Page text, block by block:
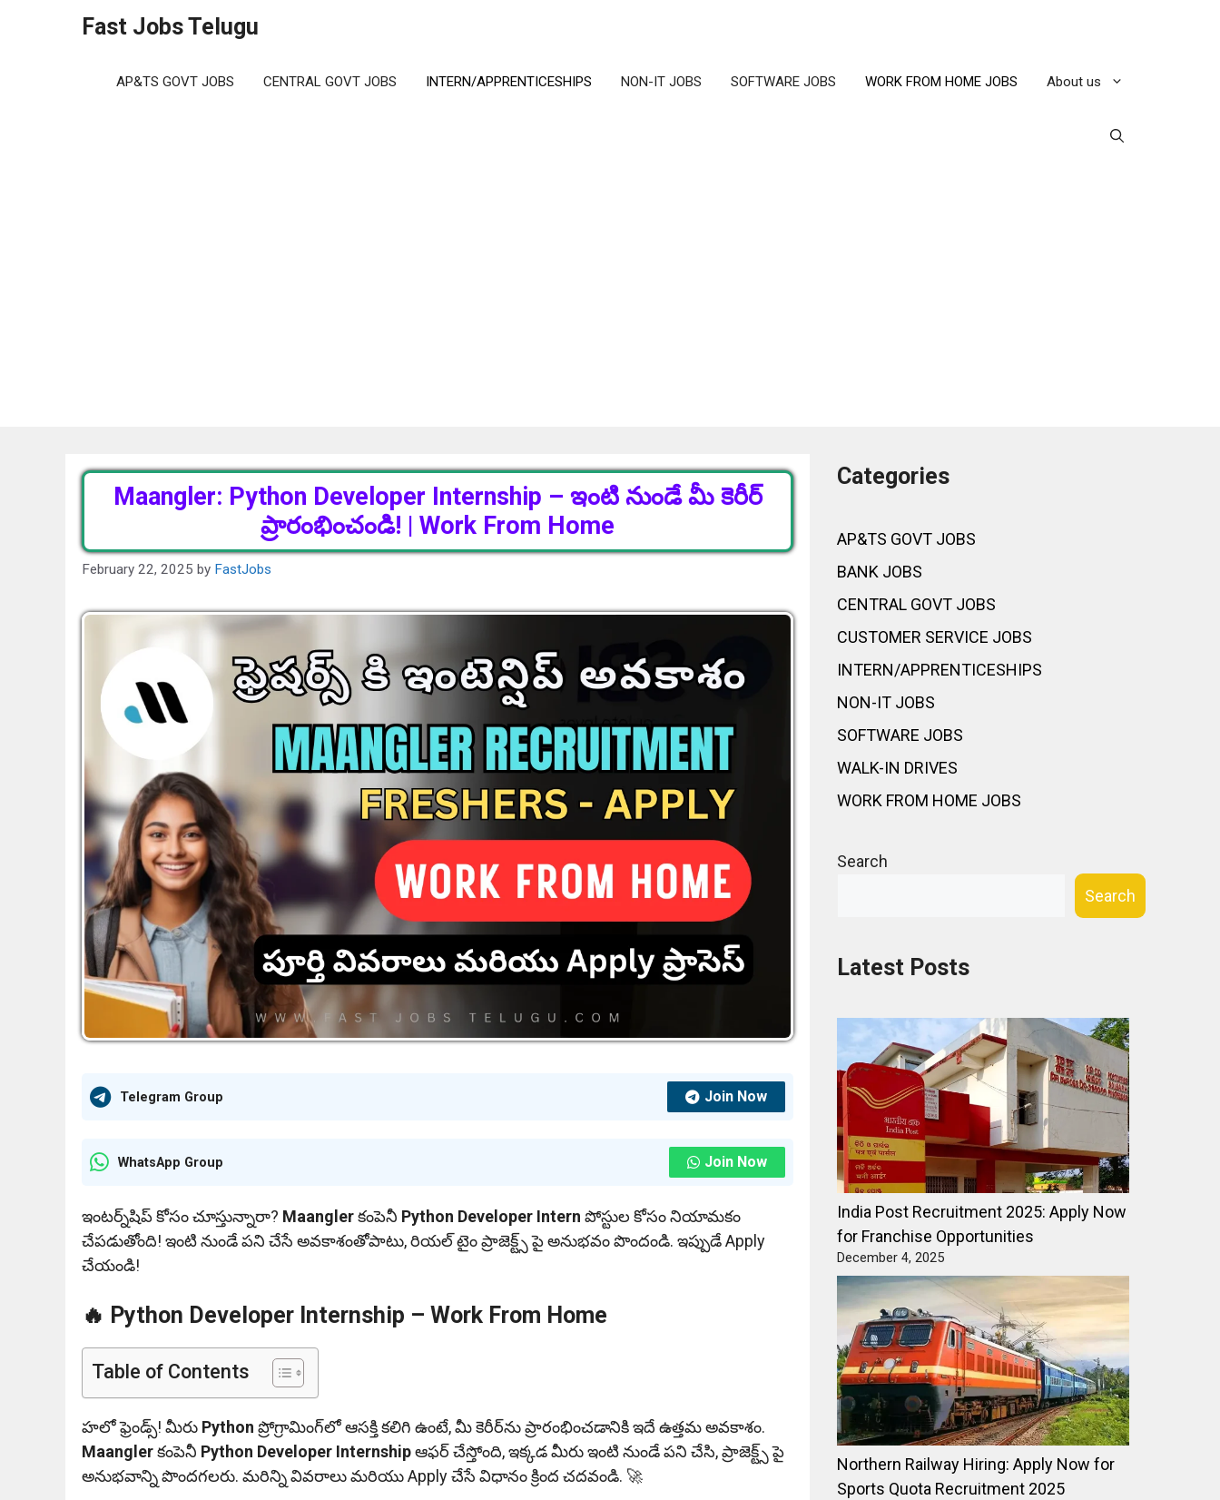
Fast Jobs Telugu
AP&TS GOVT JOBS CENTRAL GOVT JOBS INTERN/APPRENTICESHIPS NON-IT JOBS SOFTWARE JOBS WORK FROM HOME JOBS About us
Maangler: Python Developer Internship – ఇంటి నుండే మీ కెరీర్
ప్రారంభించండి! | Work From Home
February 22, 2025 by FastJobs
Telegram Group Join Now
WhatsApp Group Join Now
ఇంటర్న్‌షిప్ కోసం చూస్తున్నారా? Maanglerకంపెనీ Python Developer Intern పోస్టుల కోసం నియామకం
చేపడుతోంది! ఇంటి నుండే పని చేసే అవకాశంతోపాటు, రియల్ టైం ప్రాజెక్ట్స్ పై అనుభవం పొందండి. ఇప్పుడే Apply
చేయండి!
🔥 Python Developer Internship – Work From Home
Table of Contents
హలో ఫ్రెండ్స్! మీరు Python ప్రోగ్రామింగ్‌లో ఆసక్తి కలిగి ఉంటే, మీ కెరీర్‌ను ప్రారంభించడానికి ఇదే ఉత్తమ అవకాశం.
Maanglerకంపెనీ Python Developer Internshipఆఫర్ చేస్తోంది, ఇక్కడ మీరు ఇంటి నుండే పని చేసి, ప్రాజెక్ట్స్ పై
అనుభవాన్ని పొందగలరు. మరిన్ని వివరాలు మరియు Apply చేసే విధానం క్రింద చదవండి. 🚀
Categories
AP&TS GOVT JOBS
BANK JOBS
CENTRAL GOVT JOBS
CUSTOMER SERVICE JOBS
INTERN/APPRENTICESHIPS
NON-IT JOBS
SOFTWARE JOBS
WALK-IN DRIVES
WORK FROM HOME JOBS
Search
Search
Latest Posts
India Post Recruitment 2025: Apply Now
for Franchise Opportunities
December 4, 2025
Northern Railway Hiring: Apply Now for
Sports Quota Recruitment 2025